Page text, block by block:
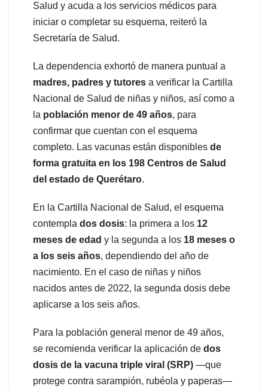
Salud y acuda a los servicios médicos para
iniciar o completar su esquema, reiteró la
Secretaría de Salud.
La dependencia exhortó de manera puntual a
madres, padres y tutores a verificar la Cartilla
Nacional de Salud de niñas y niños, así como a
la población menor de 49 años, para
confirmar que cuentan con el esquema
completo. Las vacunas están disponibles de
forma gratuita en los 198 Centros de Salud
del estado de Querétaro.
En la Cartilla Nacional de Salud, el esquema
contempla dos dosis: la primera a los 12
meses de edad y la segunda a los 18 meses o
a los seis años, dependiendo del año de
nacimiento. En el caso de niñas y niños
nacidos antes de 2022, la segunda dosis debe
aplicarse a los seis años.
Para la población general menor de 49 años,
se recomienda verificar la aplicación de dos
dosis de la vacuna triple viral (SRP) —que
protege contra sarampión, rubéola y paperas—